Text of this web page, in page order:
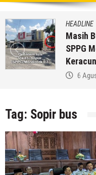
HEADLINE
Masih
SPPG
6
Tag: Sopir bus